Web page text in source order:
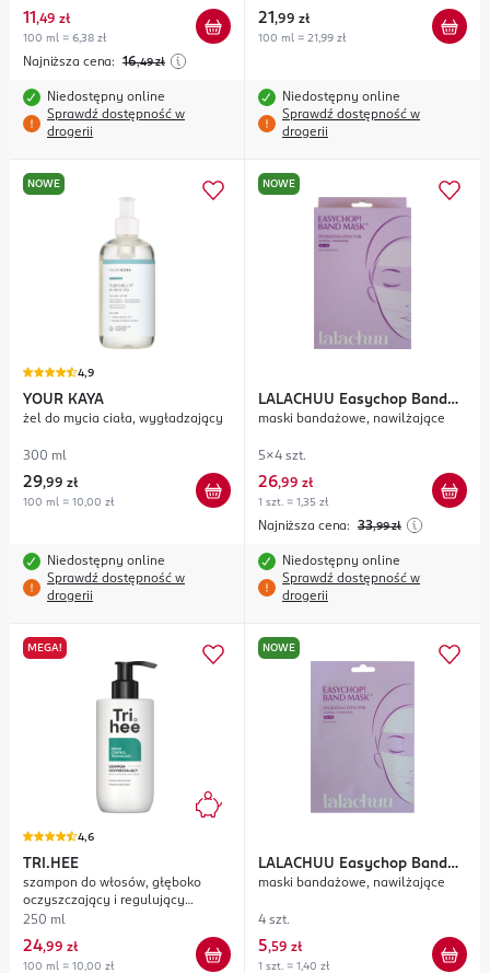
11,49 zł
100 ml = 6,38 zł
Najniższa cena: 16,49 zł
Niedostępny online
Sprawdź dostępność w
drogerii
21,99 zł
100 ml = 21,99 zł
Niedostępny online
Sprawdź dostępność w
drogerii
NOWE
4,9
YOUR KAYA
żel do mycia ciała, wygładzający
300 ml
29,99 zł
100 ml = 10,00 zł
Niedostępny online
Sprawdź dostępność w
drogerii
NOWE
LALACHUU Easychop Band
Mask Hydrating Effector
maski bandażowe, nawilżające
5x4 szt.
26,99 zł
1 szt. = 1,35 zł
Najniższa cena: 33,99 zł
Niedostępny online
Sprawdź dostępność w
drogerii
MEGA!
4,6
TRI.HEE
szampon do włosów, głęboko
oczyszczający i regulujący
wydzielanie sebum
250 ml
24,99 zł
100 ml = 10,00 zł
NOWE
LALACHUU Easychop Band
Mask Hydrating Effector
maski bandażowe, nawilżające
4 szt.
5,59 zł
1 szt. = 1,40 zł